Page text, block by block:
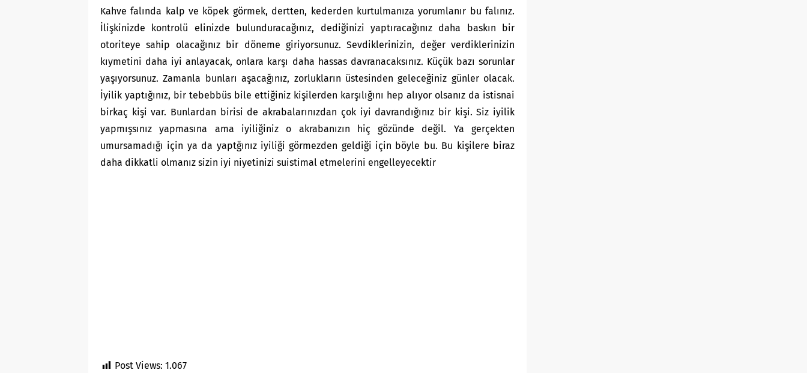
Kahve falında kalp ve köpek görmek, dertten, kederden kurtulmanıza yorumlanır bu falınız.
İlişkinizde kontrolü elinizde bulunduracağınız, dediğinizi yaptıracağınız daha baskın bir
otoriteye sahip olacağınız bir döneme giriyorsunuz. Sevdiklerinizin, değer verdiklerinizin
kıymetini daha iyi anlayacak, onlara karşı daha hassas davranacaksınız. Küçük bazı sorunlar
yaşıyorsunuz. Zamanla bunları aşacağınız, zorlukların üstesinden geleceğiniz günler olacak.
İyilik yaptığınız, bir tebebbüs bile ettiğiniz kişilerden karşılığını hep alıyor olsanız da istisnai
birkaç kişi var. Bunlardan birisi de akrabalarınızdan çok iyi davrandığınız bir kişi. Siz iyilik
yapmışsınız yapmasına ama iyiliğiniz o akrabanızın hiç gözünde değil. Ya gerçekten
umursamadığı için ya da yaptğınız iyiliği görmezden geldiği için böyle bu. Bu kişilere biraz
daha dikkatli olmanız sizin iyi niyetinizi suistimal etmelerini engelleyecektir
Post Views: 1.067